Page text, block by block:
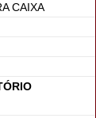
CAIXA